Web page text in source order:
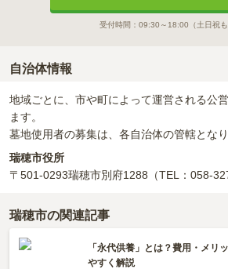
受付時間： 09:30～18:00 （土日祝
自治体情報
地域ごとに、市や町によって運営される公
ます。
墓地使用者の募集は、各自治体の管轄となり
瑞穂市役所
〒501-0293瑞穂市別府1288 （TEL：058-
瑞穂市の関連記事
「永代供養」とは？費用・メリ
やすく解説